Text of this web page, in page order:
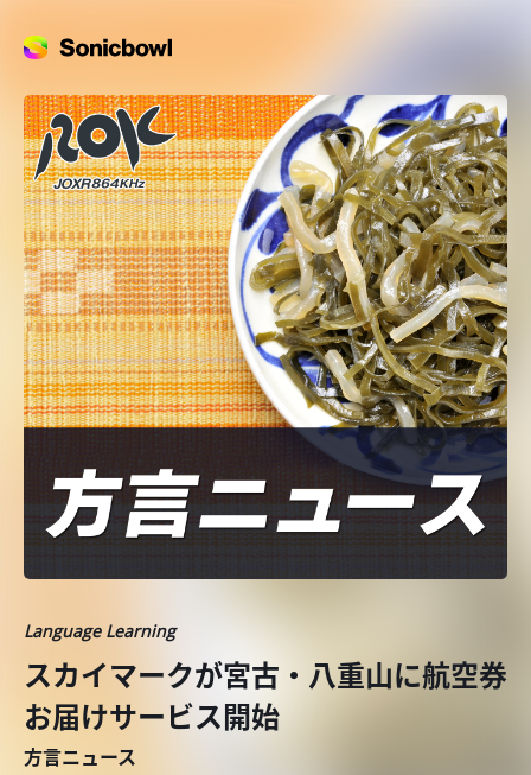
Language Learning
スカイマークが宮古・八重山に航空券
お届けサービス開始
方言ニュース